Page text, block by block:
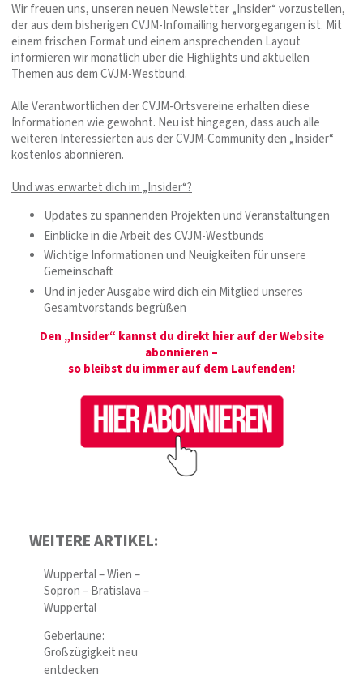
Wir freuen uns, unseren neuen Newsletter „Insider“ vorzustellen,
der aus dem bisherigen CVJM-Infomailing hervorgegangen ist. Mit
einem frischen Format und einem ansprechenden Layout
informieren wir monatlich über die Highlights und aktuellen
Themen aus dem CVJM-Westbund.
Alle Verantwortlichen der CVJM-Ortsvereine erhalten diese
Informationen wie gewohnt. Neu ist hingegen, dass auch alle
weiteren Interessierten aus der CVJM-Community den „Insider“
kostenlos abonnieren.
Und was erwartet dich im „Insider“?
Updates zu spannenden Projekten und Veranstaltungen
Einblicke in die Arbeit des CVJM-Westbunds
Wichtige Informationen und Neuigkeiten für unsere
Gemeinschaft
Und in jeder Ausgabe wird dich ein Mitglied unseres
Gesamtvorstands begrüßen
Den „Insider“ kannst du direkt hier auf der Website
abonnieren –
so bleibst du immer auf dem Laufenden!
WEITERE ARTIKEL:
Wuppertal – Wien –
Sopron – Bratislava –
Wuppertal
Geberlaune:
Großzügigkeit neu
entdecken